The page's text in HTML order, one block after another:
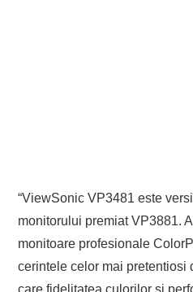
“ViewSonic VP3481 este
monitorului premiat VP3881.
monitoare profesionale
cerintele celor mai pretentiosi
care fidelitatea culorilor si